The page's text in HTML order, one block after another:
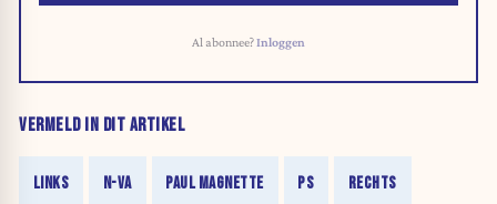
Al abonnee?Inloggen
VERMELD IN DIT ARTIKEL
LINKS N-VA PAUL MAGNETTE PS RECHTS